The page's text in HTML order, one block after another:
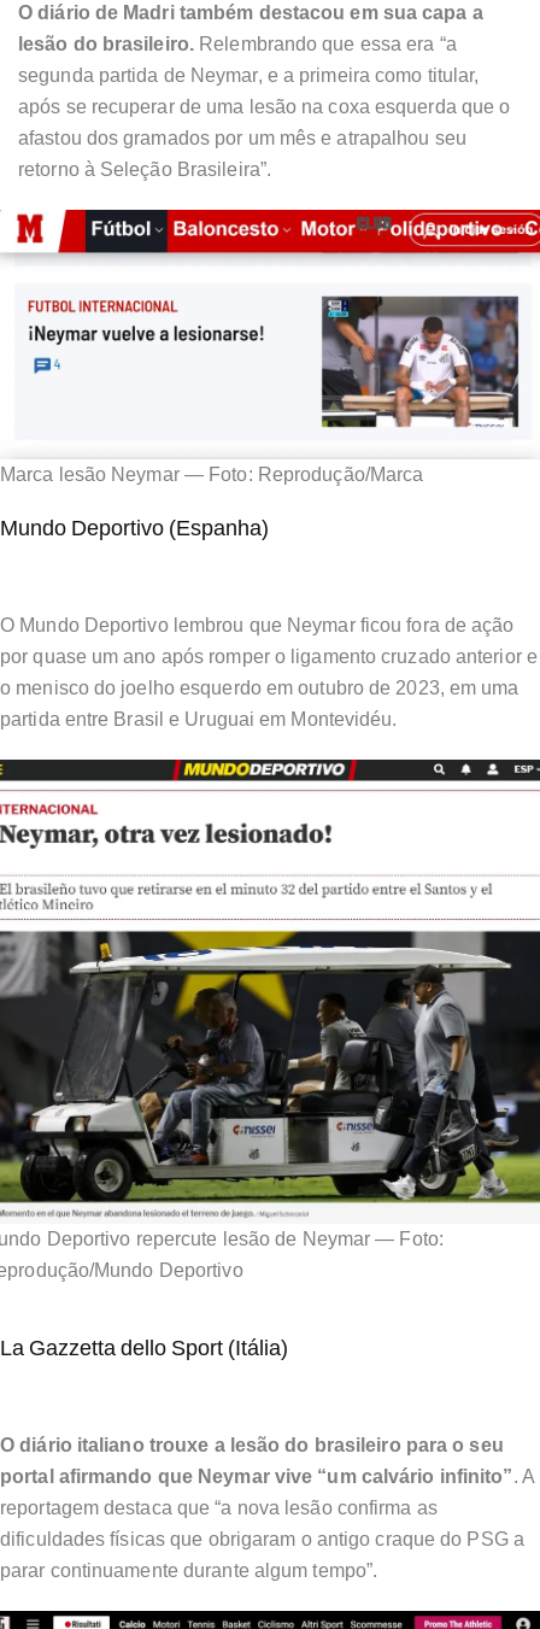
O diário de Madri também destacou em sua capa a
lesão do brasileiro. Relembrando que essa era “a
segunda partida de Neymar, e a primeira como titular,
após se recuperar de uma lesão na coxa esquerda que o
afastou dos gramados por um mês e atrapalhou seu
retorno à Seleção Brasileira”.
Marca lesão Neymar — Foto: Reprodução/Marca
Mundo Deportivo (Espanha)
O Mundo Deportivo lembrou que Neymar ficou fora de ação
por quase um ano após romper o ligamento cruzado anterior e
o menisco do joelho esquerdo em outubro de 2023, em uma
partida entre Brasil e Uruguai em Montevidéu.
Deportivo repercute lesão de Neymar — Foto:
Mundo Deportivo
La Gazzetta dello Sport (Itália)
O diário italiano trouxe a lesão do brasileiro para o seu
portal afirmando que Neymar vive “um calvário infinito”. A
reportagem destaca que “a nova lesão confirma as
dificuldades físicas que obrigaram o antigo craque do PSG a
parar continuamente durante algum tempo”.